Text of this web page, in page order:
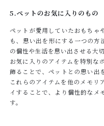
5.ペットのお気に入りのもの
ペットが愛用していたおもちゃ
も、思い出を形にする一つの方
の個性や生活を思い出させる大
お気に入りのアイテムを特別な
飾ることで、ペットとの思い出
これらのアイテムを他のメモリ
イすることで、より個性的なメ
す。